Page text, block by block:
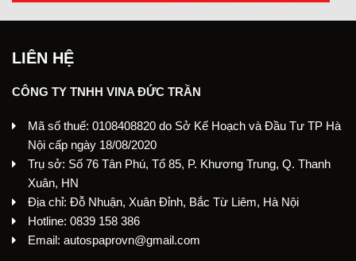
LIÊN HỆ
CÔNG TY TNHH VINA ĐỨC TRẦN
Mã số thuế: 0108408820 do Sở Kế Hoạch và Đầu Tư TP Hà
Nội cấp ngày 18/08/2020
Trụ sở: Số 76 Tân Phú, Tổ 85, P. Khương Trung, Q. Thanh
Xuân, HN
Địa chỉ: Đỗ Nhuận, Xuân Đỉnh, Bắc Từ Liêm, Hà Nội
Hotline: 0839 158 386
Email: autospaprovn@gmail.com